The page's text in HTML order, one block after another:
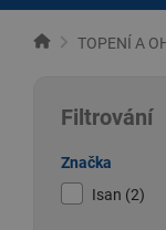
TOPENÍ A
Filtrování
Značka
Isan (2)